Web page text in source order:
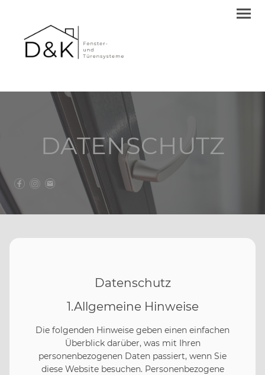
DATENSCHUTZ
Datenschutz
1.Allgemeine Hinweise
Die folgenden Hinweise geben einen einfachen
Überblick darüber, was mit Ihren
personenbezogenen Daten passiert, wenn Sie
diese Website besuchen. Personenbezogene